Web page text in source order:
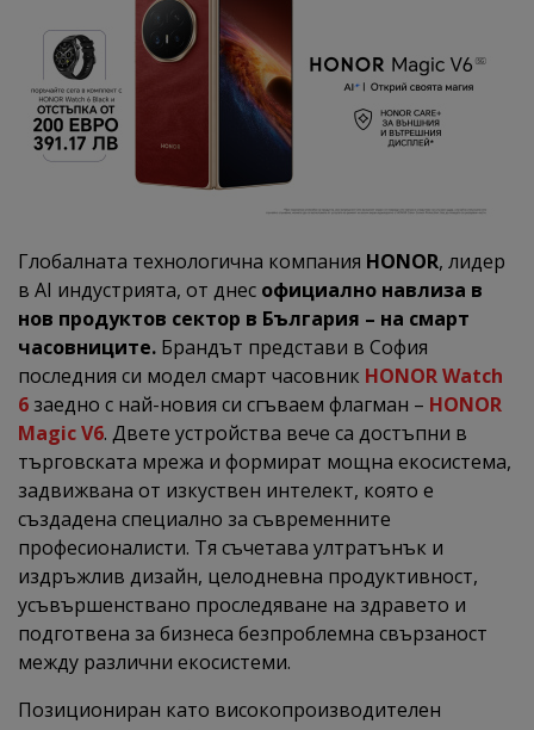
Глобалната технологична компания HONOR, лидер
в AI индустрията, от днес официално навлиза в
нов продуктов сектор в България – на смарт
часовниците. Брандът представи в София
последния си модел смарт часовник HONOR Watch
6 заедно с най-новия си сгъваем флагман – HONOR
Magic V6. Двете устройства вече са достъпни в
търговската мрежа и формират мощна екосистема,
задвижвана от изкуствен интелект, която е
създадена специално за съвременните
професионалисти. Тя съчетава ултратънък и
издръжлив дизайн, целодневна продуктивност,
усъвършенствано проследяване на здравето и
подготвена за бизнеса безпроблемна свързаност
между различни екосистеми.
Позициониран като високопроизводителен